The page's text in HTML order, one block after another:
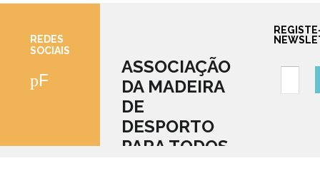
REDES
SOCIAIS
Facebook
ASSOCIAÇÃO
DA MADEIRA
DE
DESPORTO
PARA TODOS